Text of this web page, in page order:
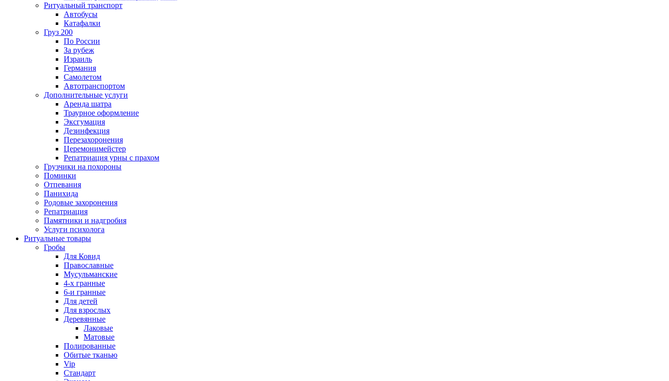
Ритуальный транспорт
Автобусы
Катафалки
Груз 200
По России
За рубеж
Израиль
Германия
Самолетом
Автотранспортом
Дополнительные услуги
Аренда шатра
Траурное оформление
Эксгумация
Дезинфекция
Перезахоронения
Церемонимейстер
Репатриация урны с прахом
Грузчики на похороны
Поминки
Отпевания
Панихида
Родовые захоронения
Репатриация
Памятники и надгробия
Услуги психолога
Ритуальные товары
Гробы
Для Ковид
Православные
Мусульманские
4-х гранные
6-и гранные
Для детей
Для взрослых
Деревянные
Лаковые
Матовые
Полированные
Обитые тканью
Vip
Стандарт